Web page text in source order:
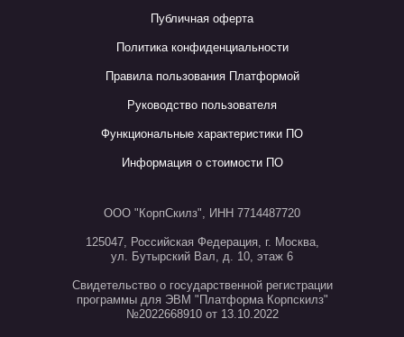
Публичная оферта
ООО "КорпСкилз", ИНН 7714487720
Политика конфиденциальности
125047, Российская Федерация, г. Москва,
ул. Бутырский Вал, д. 10, этаж 6
Правила пользования Платформой
Свидетельство о государственной регистрации
программы для ЭВМ "Платформа Корпскилз"
№2022668910 от 13.10.2022
Руководство пользователя
Функциональные характеристики ПО
Информация о стоимости ПО